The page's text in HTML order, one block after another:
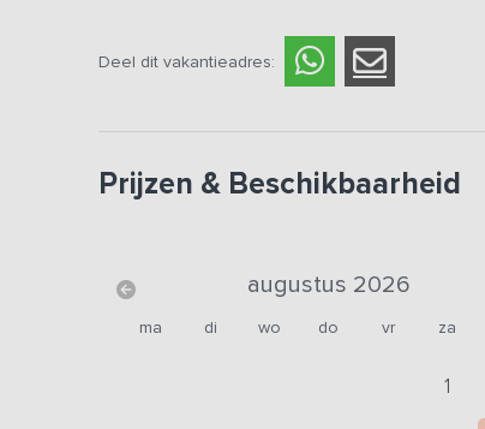
Deel dit vakantieadres:
Prijzen & Beschikbaarheid
augustus 2026
ma di wo do vr za
1